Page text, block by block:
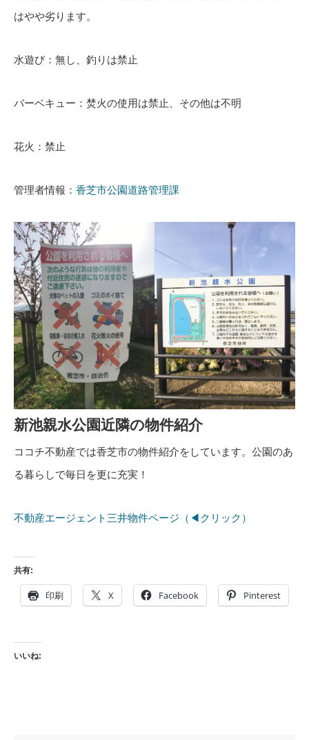
はやや劣ります。
水遊び：無し、釣りは禁止
バーベキュー：焚火の使用は禁止、その他は不明
花火：禁止
管理者情報： 香芝市公園道路管理課
新池親水公園近隣の物件紹介
ココチ不動産では香芝市の物件紹介をしています。公園のあ
る暮らしで毎日を更に充実！
不動産エージェント三井物件ページ（◀クリック）
共有:
印刷 X Facebook Pinterest
いいね: